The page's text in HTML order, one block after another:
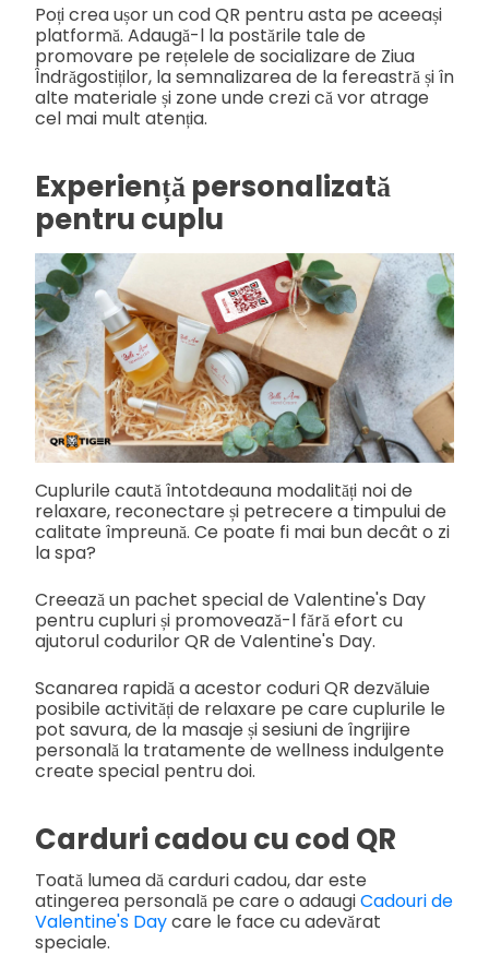
Poți crea ușor un cod QR pentru asta pe aceeași
platformă. Adaugă-l la postările tale de
promovare pe rețelele de socializare de Ziua
Îndrăgostiților, la semnalizarea de la fereastră și în
alte materiale și zone unde crezi că vor atrage
cel mai mult atenția.
Experiență personalizată
pentru cuplu
Cuplurile caută întotdeauna modalități noi de
relaxare, reconectare și petrecere a timpului de
calitate împreună. Ce poate fi mai bun decât o zi
la spa?
Creează un pachet special de Valentine's Day
pentru cupluri și promovează-l fără efort cu
ajutorul codurilor QR de Valentine's Day.
Scanarea rapidă a acestor coduri QR dezvăluie
posibile activități de relaxare pe care cuplurile le
pot savura, de la masaje și sesiuni de îngrijire
personală la tratamente de wellness indulgente
create special pentru doi.
Carduri cadou cu cod QR
Toată lumea dă carduri cadou, dar este
atingerea personală pe care o adaugiCadouri de
Valentine's Daycare le face cu adevărat
speciale.